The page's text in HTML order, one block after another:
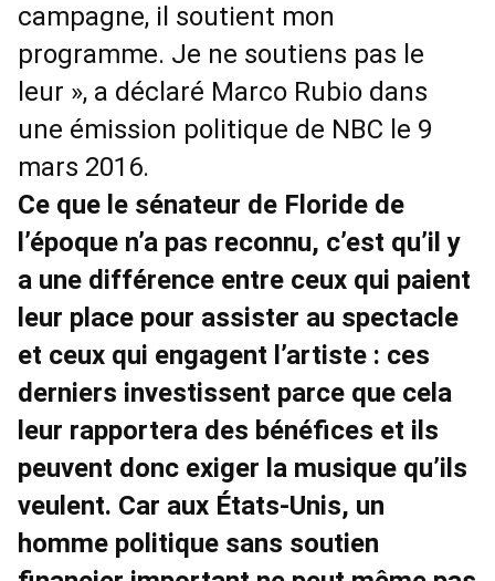
campagne, il soutient mon
programme. Je ne soutiens pas le
leur », a déclaré Marco Rubio dans
une émission politique de NBC le 9
mars 2016.
Ce que le sénateur de Floride de
l’époque n’a pas reconnu, c’est qu’il y
a une différence entre ceux qui paient
leur place pour assister au spectacle
et ceux qui engagent l’artiste : ces
derniers investissent parce que cela
leur rapportera des bénéfices et ils
peuvent donc exiger la musique qu’ils
veulent. Car aux États-Unis, un
homme politique sans soutien